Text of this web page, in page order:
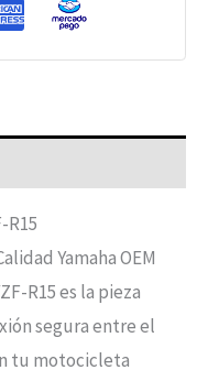
R15
Yamaha OEM
R15 es la pieza
segura entre el
tu motocicleta